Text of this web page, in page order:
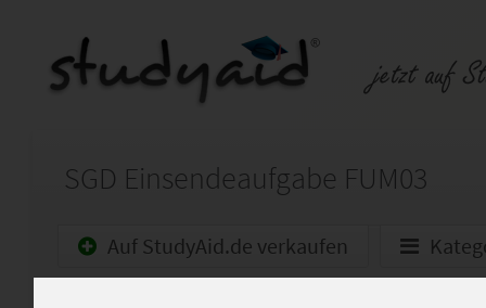
SGD Einsendeaufgabe FUM03
Auf StudyAid.de verkaufen